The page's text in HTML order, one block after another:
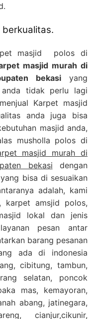
berkualitas.
masjid polos di
masjid murah di
bekasi yang
tidak perlu lagi
Karpet masjid
anda juga bisa
masjid anda,
musholla polos di
masjid murah di
bekasi dengan
bisa di sesuaikan
adalah, kami
karpet amsjid polos,
lokal dan jenis
pesan antar
barang pesanan
ada di indonesia
cibitung, tambun,
selatan, poncok
mas, kemayoran,
abang, jatinegara,
cianjur,cikunir,